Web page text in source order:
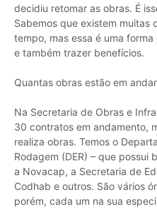
decidiu retomar as obras. É
Sabemos que existem muitas
tempo, mas essa é uma
e também trazer benefícios.
Quantas obras estão em
Na Secretaria de Obras e
30 contratos em andamento,
realiza obras. Temos o
Rodagem (DER) – que possui
a Novacap, a Secretaria de
Codhab e outros. São vários
porém, cada um na sua